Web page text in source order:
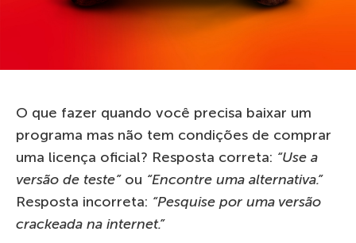
O que fazer quando você precisa baixar um
programa mas não tem condições de comprar
uma licença oficial? Resposta correta: “Use a
versão de teste”ou “Encontre uma alternativa.”
Resposta incorreta: “Pesquise por uma versão
crackeada na internet.”